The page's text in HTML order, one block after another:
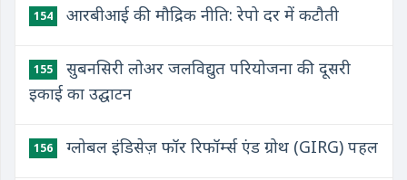
154 आरबीआई की मौद्रिक नीति: रेपो दर में कटौती
155
सुबनसिरी लोअर जलविद्युत परियोजना की दूसरी
इकाई का उद्घाटन
156 ग्लोबल इंडिसेज़ फॉर रिफॉर्म्स एंड ग्रोथ (GIRG) पहल